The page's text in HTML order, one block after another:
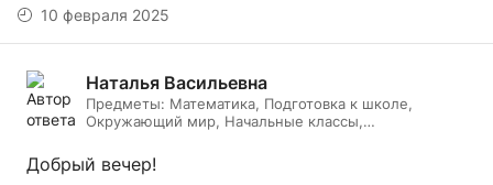
10 февраля 2025
Наталья Васильевна
Предметы: Математика, Подготовка к школе,
Окружающий мир, Начальные классы,
Добрый вечер!